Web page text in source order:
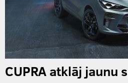
CUPRA atklāj jaunu